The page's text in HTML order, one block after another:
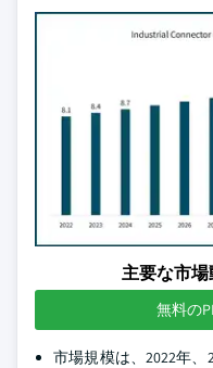
主要な市
無料の
市場規模は、2022年、